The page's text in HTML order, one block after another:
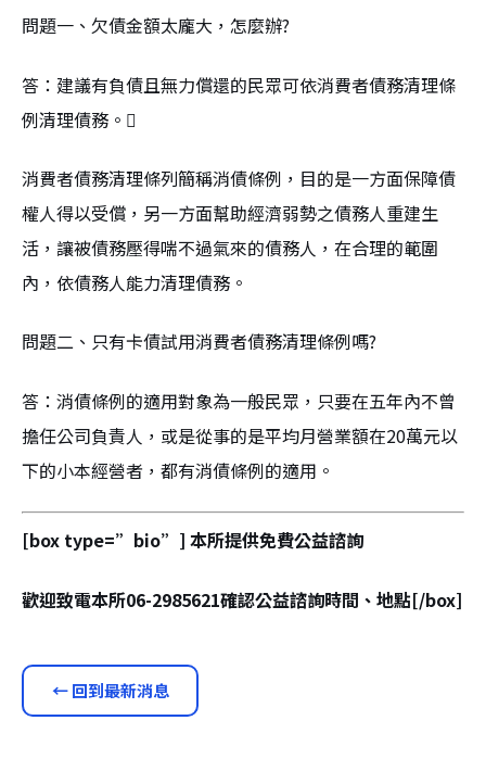
問題一、欠債金額太龐大，怎麼辦?
答：建議有負債且無力償還的民眾可依消費者債務清理條
例清理債務。
消費者債務清理條列簡稱消債條例，目的是一方面保障債
權人得以受償，另一方面幫助經濟弱勢之債務人重建生
活，讓被債務壓得喘不過氣來的債務人，在合理的範圍
內，依債務人能力清理債務。
問題二、只有卡債試用消費者債務清理條例嗎?
答：消債條例的適用對象為一般民眾，只要在五年內不曾
擔任公司負責人，或是從事的是平均月營業額在20萬元以
下的小本經營者，都有消債條例的適用。
[box type=”bio”] 本所提供免費公益諮詢
歡迎致電本所06-2985621確認公益諮詢時間、地點[/box]
← 回到最新消息